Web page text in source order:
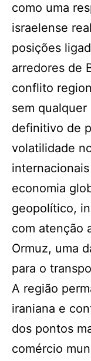
como uma
israelense
posições
arredores de
conflito
sem
definitivo de
volatilidade
economia
geopolítico,
com atenção
Ormuz, uma
para o
A região
iraniana e
dos pontos
comércio